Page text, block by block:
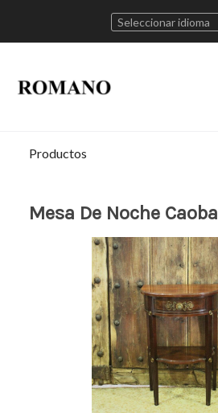
Seleccionar idioma
Productos
Mesa De Noche Caoba